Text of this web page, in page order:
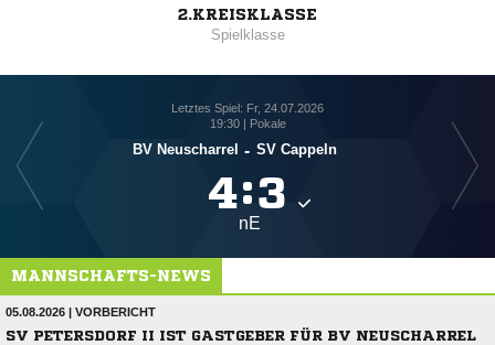
2.KREISKLASSE
Spielklasse
Letztes Spiel: Fr, 24.07.2026
19:30 | Pokale
BV Neuscharrel - SV Cappeln
:
nE
MANNSCHAFTS-NEWS
05.08.2026 | VORBERICHT
SV PETERSDORF II IST GASTGEBER FÜR BV NEUSCHARREL